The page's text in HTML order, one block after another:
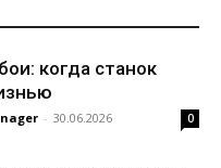
когда станок
- 30.06.2026 0